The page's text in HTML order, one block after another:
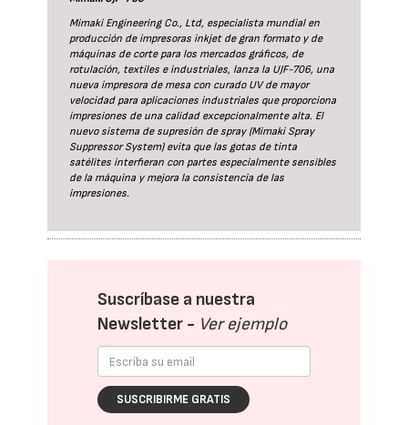
Mimaki Engineering Co., Ltd, especialista mundial en
producción de impresoras inkjet de gran formato y de
máquinas de corte para los mercados gráficos, de
rotulación, textiles e industriales, lanza la UJF-706, una
nueva impresora de mesa con curado UV de mayor
velocidad para aplicaciones industriales que proporciona
impresiones de una calidad excepcionalmente alta. El
nuevo sistema de supresión de spray (Mimaki Spray
Suppressor System) evita que las gotas de tinta
satélites interfieran con partes especialmente sensibles
de la máquina y mejora la consistencia de las
impresiones.
Suscríbase a nuestra
Newsletter - Ver ejemplo
SUSCRIBIRME GRATIS